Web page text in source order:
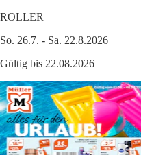
ROLLER
So. 26.7. - Sa. 22.8.2026
Gültig bis 22.08.2026